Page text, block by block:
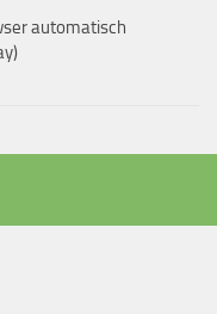
automatisch